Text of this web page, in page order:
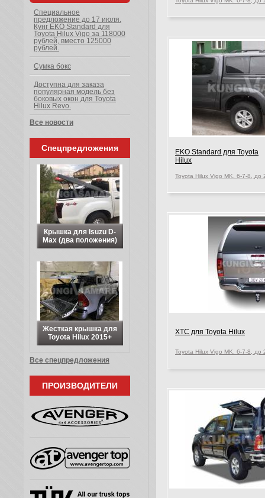
EKO Standard для Toyota
Hilux
XTC для Toyota Hilux
Специальное
предложение до 17 июля.
Кунг EKO Standard для
Toyota Hilux Vigo за 118000
рублей, вместо 125000
рублей.
Сумка бокс
Доступна для заказа
популярная модель без
боковых окон для Toyota
Hilux Revo.
Все новости
Спецпредложения
Крышка для Isuzu D-
Max (два положения)
Жесткая крышка для
Toyota Hilux 2015+
Все спецпредложения
ПРОИЗВОДИТЕЛИ